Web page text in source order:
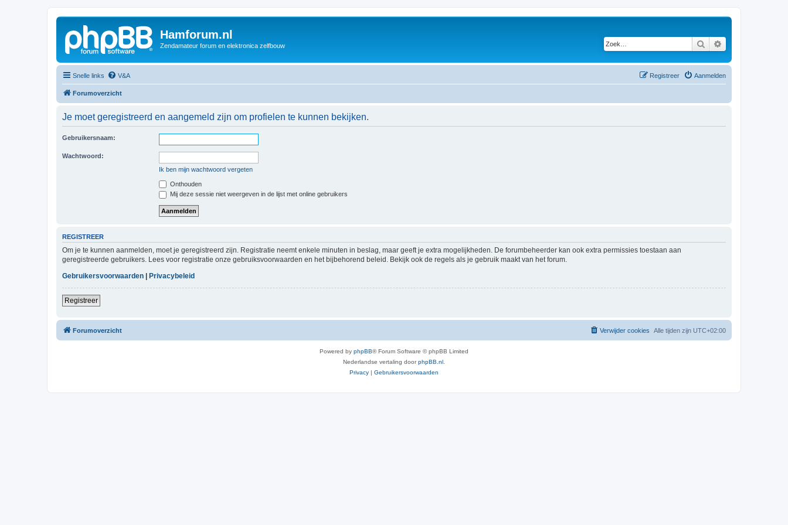
Hamforum.nl
Zendamateur forum en elektronica zelfbouw Zoek
Snelle links V&A Aanmelden
Registreer
Forumoverzicht
Je moet geregistreerd en aangemeld zijn om profielen te kunnen bekijken.
Gebruikersnaam:
Wachtwoord:
Ik ben mijn wachtwoord vergeten
Onthouden
Mij deze sessie niet weergeven in de lijst met online gebruikers
REGISTREER
Om je te kunnen aanmelden, moet je geregistreerd zijn. Registratie neemt enkele minuten in beslag, maar geeft je extra mogelijkheden. De forumbeheerder kan ook extra permissies toestaan aan
geregistreerde gebruikers. Lees voor registratie onze gebruiksvoorwaarden en het bijbehorend beleid. Bekijk ook de regels als je gebruik maakt van het forum.
Gebruikersvoorwaarden
Privacybeleid
Registreer
Forumoverzicht Alle tijden zijn UTC+02:00
Verwijder cookies
Powered by phpBB® Forum Software © phpBB Limited
Nederlandse vertaling doorphpBB.nl.
Privacy | Gebruikersvoorwaarden